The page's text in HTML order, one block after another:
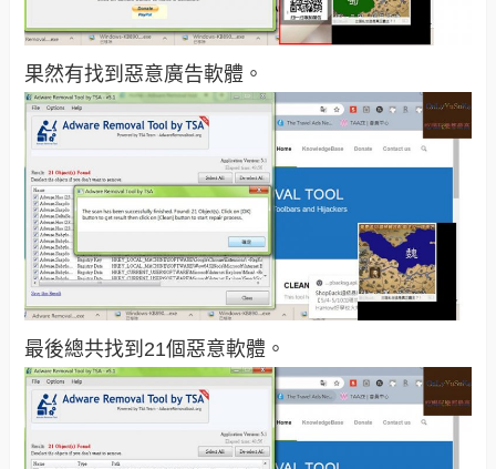
果然有找到惡意廣告軟體。
最後總共找到21個惡意軟體。